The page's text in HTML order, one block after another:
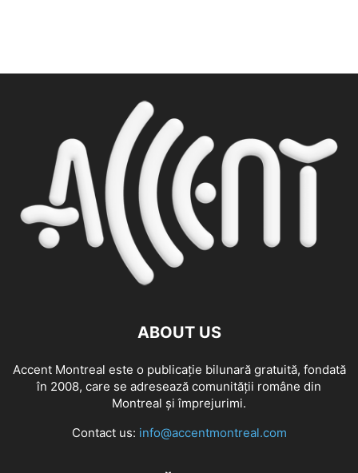
ABOUT US
Accent Montreal este o publicație bilunară gratuită, fondată
în 2008, care se adresează comunităţii române din
Montreal şi împrejurimi.
Contact us: info@accentmontreal.com